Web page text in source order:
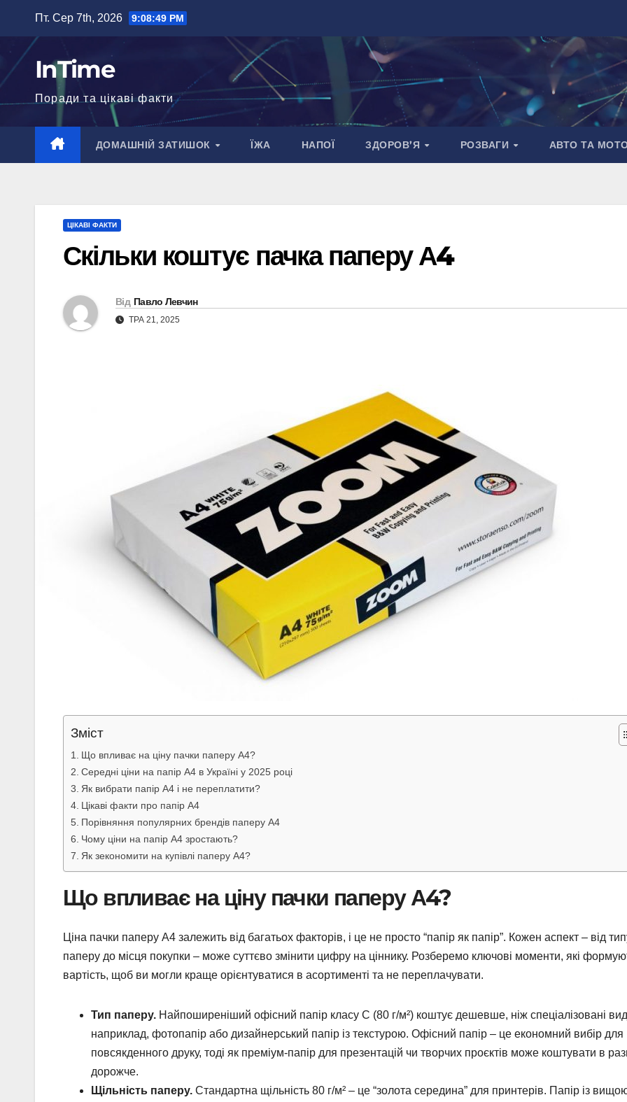
вмісту
Пт. Сер 7th, 2026 9:08:50 PM
InTime
Поради та цікаві факти
ДОМАШНІЙ ЗАТИШОК ЇЖА НАПОЇ ЗДОРОВ’Я РОЗВАГИ АВТО ТА
ЦІКАВІ ФАКТИ
Скільки коштує пачка паперу А4
Від Павло Левчин
ТРА 21, 2025
Зміст
Що впливає на ціну пачки паперу А4?
Середні ціни на папір А4 в Україні у 2025 році
Як вибрати папір А4 і не переплатити?
Цікаві факти про папір А4
Порівняння популярних брендів паперу А4
Чому ціни на папір А4 зростають?
Як зекономити на купівлі паперу А4?
Що впливає на ціну пачки паперу А4?
Ціна пачки паперу А4 залежить від багатьох факторів, і це не просто “папір як папір”. Кожен аспект – від
паперу до місця покупки – може суттєво змінити цифру на ціннику. Розберемо ключові моменти, які
вартість, щоб ви могли краще орієнтуватися в асортименті та не переплачувати.
Тип паперу. Найпоширеніший офісний папір класу С (80 г/м²) коштує дешевше, ніж спеціалізовані
наприклад, фотопапір або дизайнерський папір із текстурою. Офісний папір – це економний вибір для
повсякденного друку, тоді як преміум-папір для презентацій чи творчих проєктів може коштувати в
дорожче.
Щільність паперу. Стандартна щільність 80 г/м² – це “золота середина” для принтерів. Папір із